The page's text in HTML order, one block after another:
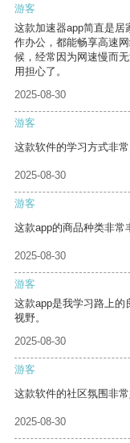
游客
这款加速器app简直是居
作办公，都能畅享高速
候，经常因为网速慢而
用担心了。
2025-08-30
游客
这款软件的学习方式非
2025-08-30
游客
这款app的商品种类非常
2025-08-30
游客
这款app是我学习路上的
视野。
2025-08-30
游客
这款软件的社区氛围非
2025-08-30